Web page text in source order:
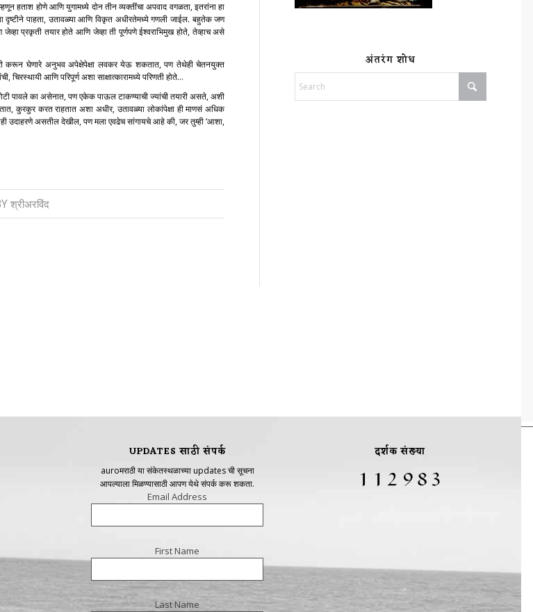
हताश होणे आणि युगामध्ये दोन तीन व्यक्तींचा अपवाद वगळता, इतरांना हा
दृष्टीने पाहता, उतावळ्या आणि विकृत अधीरतेमध्ये गणली जाईल. बहुतेक जण
प्रकृती तयार होते आणि जेव्हा ती पूर्णपणे ईश्वराभिमुख होते, तेव्हाच असे
करून घेणारे अनुभव अपेक्षेपेक्षा लवकर येऊ शकतात, पण तेथेही चेतनयुक्त
आणि परिपूर्ण अशा साक्षात्कारामध्ये परिणती होते…
पावले का असेनात, पण एकेक पाऊल टाकण्याची ज्यांची तयारी असते, अशी
कुरकुर करत राहतात अशा अधीर, उतावळ्या लोकांपेक्षा ही माणसं अधिक
उदाहरणे असतील देखील, पण मला एवढेच सांगायचे आहे की, जर तुम्ही ‘आशा,
श्रीअरविंद
अंतरंग शोध
UPDATES साठी संपर्क
auroमराठी या संकेतस्थळाच्या updates ची सूचना
आपल्याला मिळण्यासाठी आपण येथे संपर्क करू शकता.
Email Address
First Name
Last Name
दर्शक संख्या